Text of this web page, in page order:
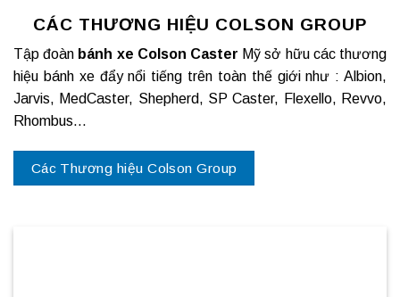
CÁC THƯƠNG HIỆU COLSON GROUP
Tập đoàn bánh xe Colson Caster Mỹ sở hữu các thương
hiệu bánh xe đẩy nổi tiếng trên toàn thế giới như : Albion,
Jarvis, MedCaster, Shepherd, SP Caster, Flexello, Revvo,
Rhombus…
Các Thương hiệu Colson Group